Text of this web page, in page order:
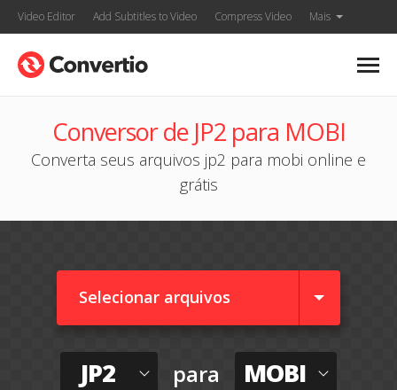
Video Editor Add Subtitles to Video Compress Video Mais
Conversor de JP2 para MOBI
Converta seus arquivos jp2 para mobi online e
grátis
Selecionar arquivos
JP2 para MOBI